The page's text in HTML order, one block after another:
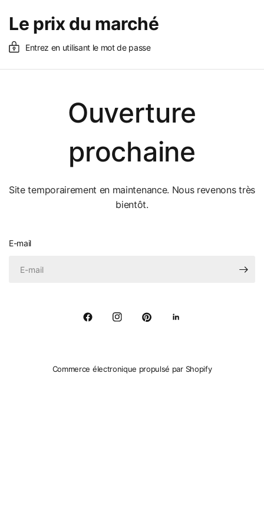
Le prix du marché
Entrez en utilisant le mot de passe
Ouverture
prochaine
Site temporairement en maintenance. Nous revenons très
bientôt.
E-mail
Commerce électronique propulsé par Shopify